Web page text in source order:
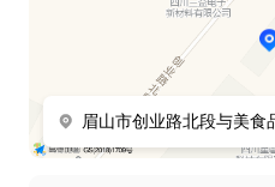
4. 拥有一定项目管理能力
5. 具备良好团队合作精神